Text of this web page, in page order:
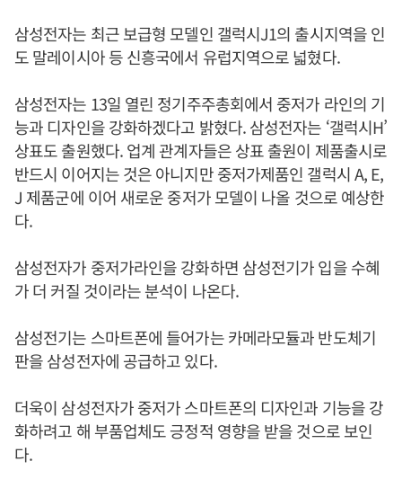
삼성전자는 최근 보급형 모델인 갤럭시J1의 출시지역을 인
도 말레이시아 등 신흥국에서 유럽지역으로 넓혔다.
삼성전자는 13일 열린 정기주주총회에서 중저가 라인의 기
능과 디자인을 강화하겠다고 밝혔다. 삼성전자는 ‘갤럭시H’
상표도 출원했다. 업계 관계자들은 상표 출원이 제품출시로
반드시 이어지는 것은 아니지만 중저가제품인 갤럭시 A, E,
J 제품군에 이어 새로운 중저가 모델이 나올 것으로 예상한
다.
삼성전자가 중저가라인을 강화하면 삼성전기가 입을 수혜
가 더 커질 것이라는 분석이 나온다.
삼성전기는 스마트폰에 들어가는 카메라모듈과 반도체기
판을 삼성전자에 공급하고 있다.
더욱이 삼성전자가 중저가 스마트폰의 디자인과 기능을 강
화하려고 해 부품업체도 긍정적 영향을 받을 것으로 보인
다.